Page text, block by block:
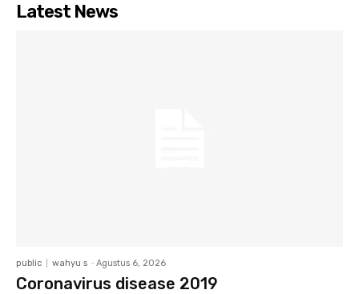
Latest News
public wahyu s - Agustus 6, 2026
Coronavirus disease 2019